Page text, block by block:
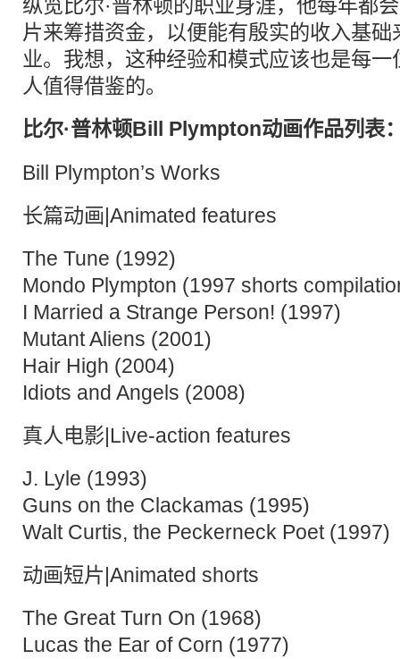
纵览比尔·普林顿的职业身涯，他每年都
片来筹措资金，以便能有殷实的收入基
业。我想，这种经验和模式应该也是每
人值得借鉴的。
比尔·普林顿Bill Plympton动画作品列表
Bill Plympton’s Works
长篇动画|Animated features
The Tune (1992)
Mondo Plympton (1997 shorts
I Married a Strange Person! (1997)
Mutant Aliens (2001)
Hair High (2004)
Idiots and Angels (2008)
真人电影|Live-action features
J. Lyle (1993)
Guns on the Clackamas (1995)
Walt Curtis, the Peckerneck Poet (1997)
动画短片|Animated shorts
The Great Turn On (1968)
Lucas the Ear of Corn (1977)